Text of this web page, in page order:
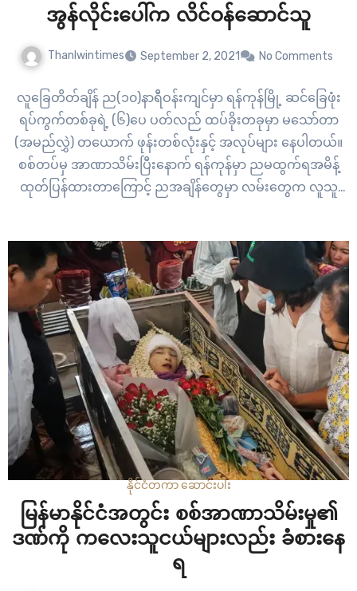
အွန်လိုင်းပေါ်က လိင်ဝန်ဆောင်သူ
Thanlwintimes September 2, 2021 No Comments
လူခြေတိတ်ချိန် ည(၁၀)နာရီဝန်းကျင်မှာ ရန်ကုန်မြို့ ဆင်ခြေဖုံး
ရပ်ကွက်တစ်ခုရဲ့ (၆)ပေ ပတ်လည် ထပ်ခိုးတခုမှာ မသော်တာ
(အမည်လွှဲ) တယောက် ဖုန်းတစ်လုံးနှင့် အလုပ်များ နေပါတယ်။
စစ်တပ်မှ အာဏာသိမ်းပြီးနောက် ရန်ကုန်မှာ ညမထွက်ရအမိန့်
ထုတ်ပြန်ထားတာကြောင့် ညအချိန်တွေမှာ လမ်းတွေက လူသူ
…
နိုင်ငံတကာ ဆောင်းပါး
မြန်မာနိုင်ငံအတွင်း စစ်အာဏာသိမ်းမှု၏
ဒဏ်ကို ကလေးသူငယ်များလည်း ခံစားနေ
ရ